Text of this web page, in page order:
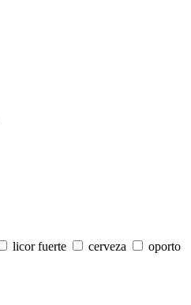
licor fuerte cerveza
oporto